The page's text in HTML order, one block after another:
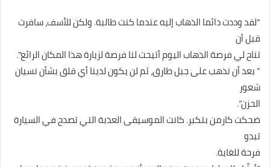
“لقد وددت دائما الذهاب إليه عندما كنت طالبة. ولكن للأسف، سافرت
قبل أن
تناح لي فرصة الذهاب اليوم أتيحت لنا فرصة لزيارة هذا المكان الرائع”.
” بعد أن نذهب على جبل طارق، ثم لن يكون لدينا أي قلق بشأن نسيان
شعور
الحزن”.
ضحكت كارمن بتكبر. كانت الموسيقى العذبة التي تصدح في السيارة
تبدو
فرحة للغاية.